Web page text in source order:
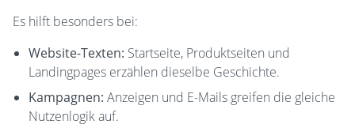
Es hilft besonders bei:
Website-Texten: Startseite, Produktseiten und
Landingpages erzählen dieselbe Geschichte.
Kampagnen: Anzeigen und E-Mails greifen die gleiche
Nutzenlogik auf.